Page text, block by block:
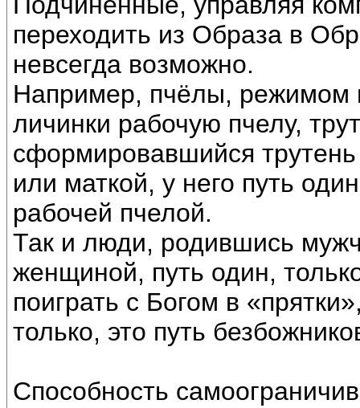
переходить из Образа в
невсегда возможно.
Например, пчёлы, режимом
личинки рабочую пчелу,
сформировавшийся
или маткой, у него путь
рабочей пчелой.
Так и люди, родившись
женщиной, путь один,
поиграть с Богом в
только, это путь
Способность